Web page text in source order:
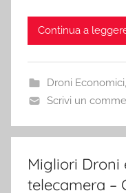
Continua a
Droni Economici
Scrivi un
Migliori Droni
telecamera –